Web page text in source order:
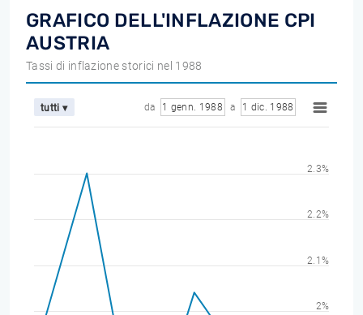
GRAFICO DELL'INFLAZIONE CPI
AUSTRIA
Tassi di inflazione storici nel 1988
tutti ▾ da 1 genn. 1988 a 1 dic. 1988
2%
2.1%
2.2%
2.3%